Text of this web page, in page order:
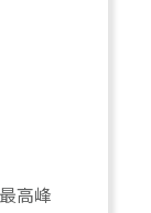
高峰